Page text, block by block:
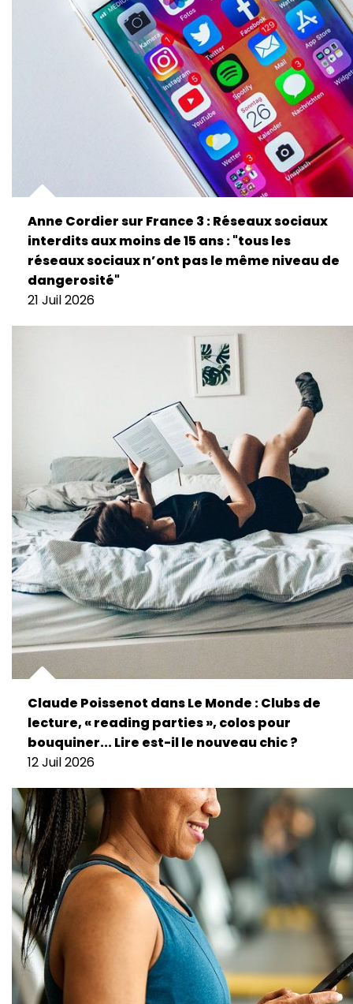
Anne Cordier sur France 3 : Réseaux sociaux
interdits aux moins de 15 ans : "tous les
réseaux sociaux n’ont pas le même niveau de
dangerosité"
21 Juil 2026
Claude Poissenot dans Le Monde : Clubs de
lecture, « reading parties », colos pour
bouquiner... Lire est-il le nouveau chic ?
12 Juil 2026